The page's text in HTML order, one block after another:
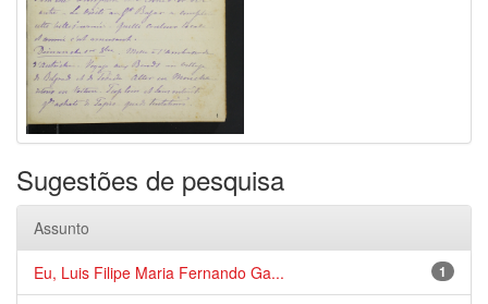
Sugestões de pesquisa
Assunto
1
Eu, Luis Filipe Maria Fernando Ga...